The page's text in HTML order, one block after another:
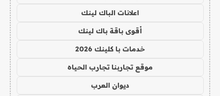
اعلانات الباك لينك
أقوى باقة باك لينك
خدمات با كلينك 2026
موقع تجاربنا تجارب الحياه
ديوان العرب